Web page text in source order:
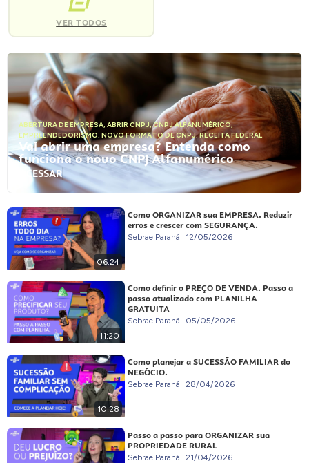
VER TODOS
ABERTURA DE EMPRESA, ABRIR CNPJ,CNPJ ALFANUMÉRICO,
EMPREENDEDORISMO, NOVO FORMATO DE CNPJ,RECEITA FEDERAL
Vai abrir uma empresa? Entenda como
funciona o novo CNPJ Alfanumérico
ACESSAR
06:24
Como ORGANIZAR sua EMPRESA. Reduzir
erros e crescer com SEGURANÇA.
Sebrae Paraná 12/05/2026
11:20
Como definir o PREÇO DE VENDA. Passo a
passo atualizado com PLANILHA
GRATUITA
Sebrae Paraná 05/05/2026
10:28
Como planejar a SUCESSÃO FAMILIAR do
NEGÓCIO.
Sebrae Paraná 28/04/2026
Passo a passo para ORGANIZAR sua
PROPRIEDADE RURAL
Sebrae Paraná 21/04/2026